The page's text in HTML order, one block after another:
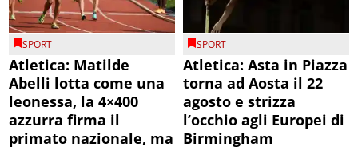
SPORT
Atletica: Matilde
Abelli lotta come una
leonessa, la 4×400
azzurra firma il
primato nazionale, ma
SPORT
Atletica: Asta in Piazza
torna ad Aosta il 22
agosto e strizza
l’occhio agli Europei di
Birmingham